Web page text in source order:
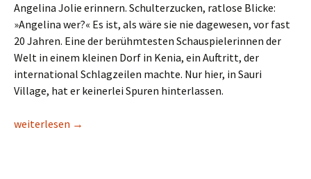
Angelina Jolie erinnern. Schulterzucken, ratlose Blicke:
»Angelina wer?« Es ist, als wäre sie nie dagewesen, vor fast
20 Jahren. Eine der berühmtesten Schauspielerinnen der
Welt in einem kleinen Dorf in Kenia, ein Auftritt, der
international Schlagzeilen machte. Nur hier, in Sauri
Village, hat er keinerlei Spuren hinterlassen.
Lesetipp/Spiegel/Millenniumsdörfer: Nicht einmal Angelina
weiterlesen →